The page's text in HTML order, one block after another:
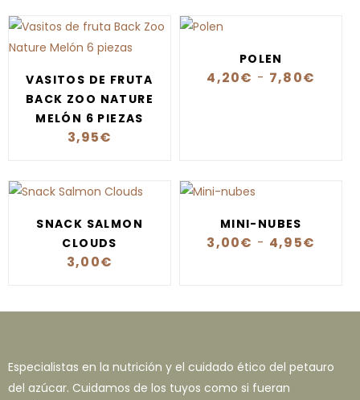
VASITOS DE FRUTA
BACK ZOO NATURE
MELÓN 6 PIEZAS
3,95€
POLEN
4,20€ - 7,80€
SNACK SALMON
CLOUDS
3,00€
MINI-NUBES
3,00€ - 4,95€
Especialistas en la nutrición y el cuidado ético del petauro
del azúcar. Cuidamos de los tuyos como si fueran